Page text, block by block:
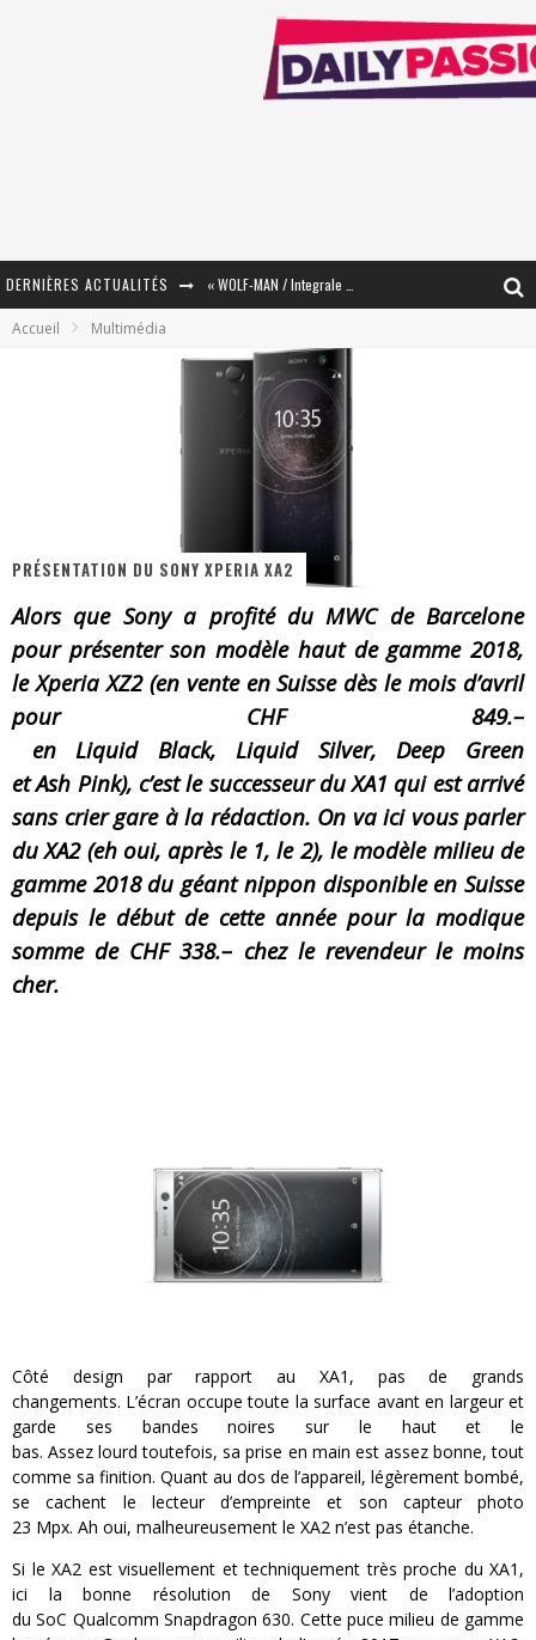
DERNIÈRES ACTUALITÉS
« Le Béton et le Bambou / Propositions pour Mayotte et le Monde. » - Améliorations !
« Dr Wertham / L’homme qui étudia les tueurs en série » - Un Métier à Risque !
« Damn Them All » - Un duo de Choc !
Yoshi and the mysterious book
Accueil Multimédia
PRÉSENTATION DU SONY XPERIA XA2
Alors que Sony a profité duMWCde Barcelone
pour présenter son modèle haut de gamme 2018,
leXperia XZ2 (envente en Suisse dès le mois d’avril
pour CHF 849.–
enLiquidBlack,Liquid Silver,Deep Green
etAsh Pink), c’est le successeur duXA1 qui est arrivé
sans crier gare à la rédaction. On va ici vous parler
duXA2 (eh oui, après le 1, le 2), le modèle milieu de
gamme 2018 du géant nippon disponible en Suisse
depuis le début de cette année pour la modique
somme de CHF 338.– chez le revendeur le moins
cher.
Côté design par rapport au XA1 , pas de grands
changements. L’écran occupe toute la surface avant en largeur et
garde ses bandes noires sur le haut et le
bas. Assezlourd toutefois, sa prise en main est assez bonne, tout
comme sa finition. Quant au dos de l’appareil, légèrement bombé,
se cachent le lecteur d’empreinte et son capteur photo
23 Mpx. Ah oui, malheureusement le XA2 n’est pas étanche.
Si le XA2 est visuellement et techniquement très proche du XA1 ,
ici la bonne résolution de Sony vient de l’adoption
duSoC QualcommSnapdragon 630. Cette puce milieu de gamme